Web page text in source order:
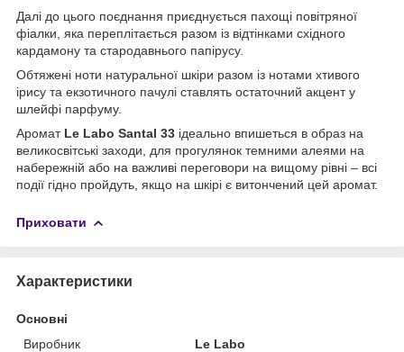
Далі до цього поєднання приєднується пахощі повітряної
фіалки, яка переплітається разом із відтінками східного
кардамону та стародавнього папірусу.
Обтяжені ноти натуральної шкіри разом із нотами хтивого
ірису та екзотичного пачулі ставлять остаточний акцент у
шлейфі парфуму.
АроматLe Labo Santal 33 ідеально впишеться в образ на
великосвітські заходи, для прогулянок темними алеями на
набережній або на важливі переговори на вищому рівні – всі
події гідно пройдуть, якщо на шкірі є витончений цей аромат.
Приховати
Характеристики
Основні
Виробник
Le Labo